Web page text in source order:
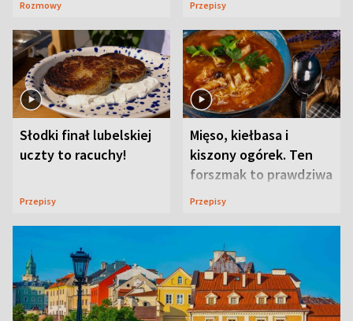
Rozmowy Przepisy
Słodki finał lubelskiej
uczty to racuchy!
Przepisy
Mięso, kiełbasa i
kiszony ogórek. Ten
forszmak to prawdziwa
uczta
Przepisy